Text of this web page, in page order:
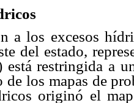
a los excesos
del estado,
está restringida a
de los mapas de
originó el